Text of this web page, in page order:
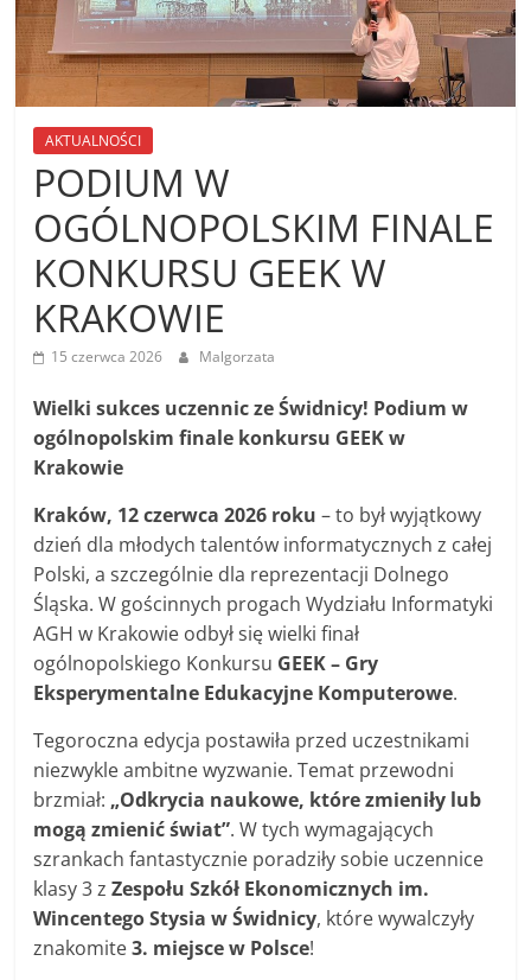
AKTUALNOŚCI
PODIUM W
OGÓLNOPOLSKIM FINALE
KONKURSU GEEK W
KRAKOWIE
15 czerwca 2026 Malgorzata
Wielki sukces uczennic ze Świdnicy! Podium w
ogólnopolskim finale konkursu GEEK w
Krakowie
Kraków, 12 czerwca 2026 roku – to był wyjątkowy
dzień dla młodych talentów informatycznych z całej
Polski, a szczególnie dla reprezentacji Dolnego
Śląska. W gościnnych progach Wydziału Informatyki
AGH w Krakowie odbył się wielki finał
ogólnopolskiego Konkursu GEEK – Gry
Eksperymentalne Edukacyjne Komputerowe.
Tegoroczna edycja postawiła przed uczestnikami
niezwykle ambitne wyzwanie. Temat przewodni
brzmiał: „Odkrycia naukowe, które zmieniły lub
mogą zmienić świat”. W tych wymagających
szrankach fantastycznie poradziły sobie uczennice
klasy 3 zZespołu Szkół Ekonomicznych im.
Wincentego Stysia w Świdnicy, które wywalczyły
znakomite3. miejsce w Polsce!